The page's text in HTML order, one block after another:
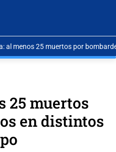
al menos 25 muertos por
25 muertos
en distintos